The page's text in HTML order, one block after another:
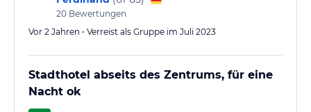
20 Bewertungen
Vor 2 Jahren • Verreist als Gruppe im Juli 2023
Stadthotel abseits des Zentrums, für eine
Nacht ok